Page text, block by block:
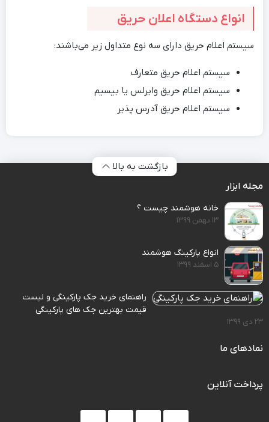
انواع دستگاه اعلان حریق
سیستم اعلام حریق دارای سه نوع متداول زیر می‌باشند:
سیستم اعلام حریق متعارف
سیستم اعلام حریق وایرلس یا بیسیم
سیستم اعلام حریق آدرس پذیر
بازگشت به بالا
مجله ابزار
خانه هوشمند چیست ؟
۱۳ بهمن ۱۳۹۹
انواع پارکینگ هوشمند
۵ اسفند ۱۳۹۹
راهنمای خرید جک پارکینگی و لیست
قیمت بهترین جک های پارکینگی
۲۳ دی ۱۳۹۹
نمادهای ما
پرداخت آنلاین